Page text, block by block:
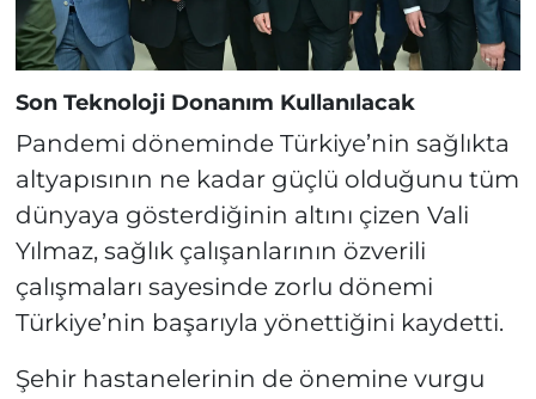
Son Teknoloji Donanım Kullanılacak
Pandemi döneminde Türkiye’nin sağlıkta
altyapısının ne kadar güçlü olduğunu tüm
dünyaya gösterdiğinin altını çizen Vali
Yılmaz, sağlık çalışanlarının özverili
çalışmaları sayesinde zorlu dönemi
Türkiye’nin başarıyla yönettiğini kaydetti.
Şehir hastanelerinin de önemine vurgu